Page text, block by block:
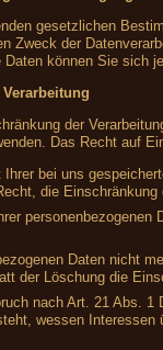
gesetzlichen
Zweck der
können Sie sich
der
Das Recht auf
bei uns
die
Daten nicht
der Löschung die
nach Art. 21 Abs.
wessen Interessen